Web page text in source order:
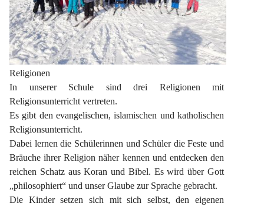
Religionen
In unserer Schule sind drei Religionen mit
Religionsunterricht vertreten.
Es gibt den evangelischen, islamischen und katholischen
Religionsunterricht.
Dabei lernen die Schülerinnen und Schüler die Feste und
Bräuche ihrer Religion näher kennen und entdecken den
reichen Schatz aus Koran und Bibel. Es wird über Gott
„philosophiert“ und unser Glaube zur Sprache gebracht.
Die Kinder setzen sich mit sich selbst, den eigenen